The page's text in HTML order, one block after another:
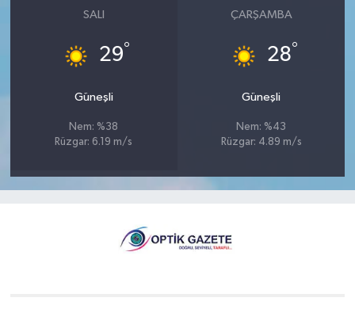
SALI
29°
Güneşli
Nem: %38
Rüzgar: 6.19 m/s
ÇARŞAMBA
28°
Güneşli
Nem: %43
Rüzgar: 4.89 m/s